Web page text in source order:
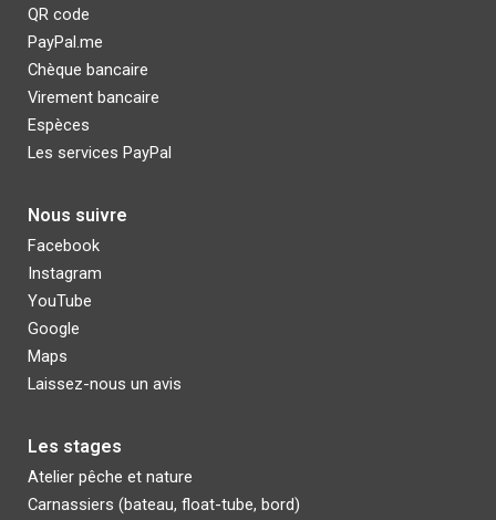
QR code
PayPal.me
Chèque bancaire
Virement bancaire
Espèces
Les services PayPal
Nous suivre
Facebook
Instagram
YouTube
Google
Maps
Laissez-nous un avis
Les stages
Atelier pêche et nature
Carnassiers (bateau, float-tube,bord)